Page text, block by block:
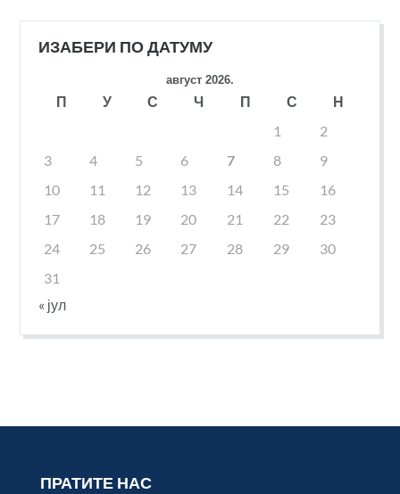
ИЗАБЕРИ ПО ДАТУМУ
август 2026.
П У С Ч П С
Н
1
2
3
4 5 6 7 8
9
10
11 12 13 14 15
16
17
18 19 20 21 22
23
24
25 26 27 28 29
30
31
« јул
ПРАТИТЕ НАС